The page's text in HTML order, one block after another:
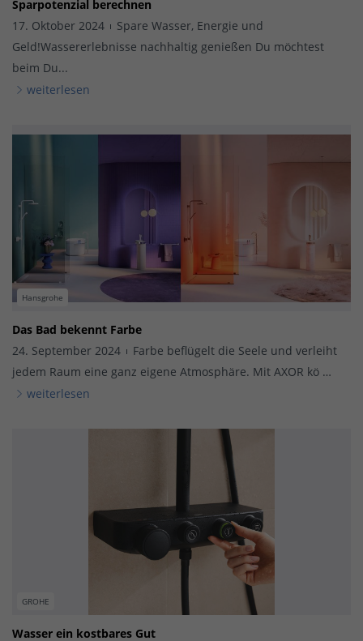
Sparpotenzial berechnen
17. Oktober 2024
Spare Wasser, Energie und
Geld!Wassererlebnisse nachhaltig genießen Du möchtest
beim Du...
weiterlesen
Hansgrohe
Das Bad bekennt Farbe
24. September 2024
Farbe beflügelt die Seele und verleiht
jedem Raum eine ganz eigene Atmosphäre. Mit AXOR kö …
weiterlesen
GROHE
Wasser ein kostbares Gut